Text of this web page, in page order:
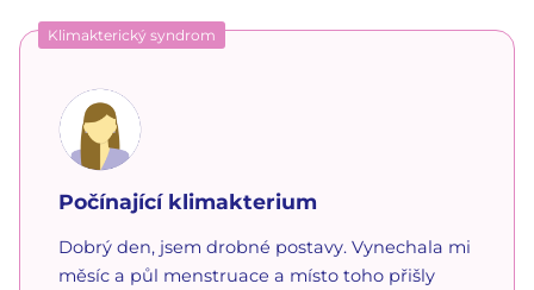
Klimakterický syndrom
Počínající klimakterium
Dobrý den, jsem drobné postavy. Vynechala mi
měsíc a půl menstruace a místo toho přišly